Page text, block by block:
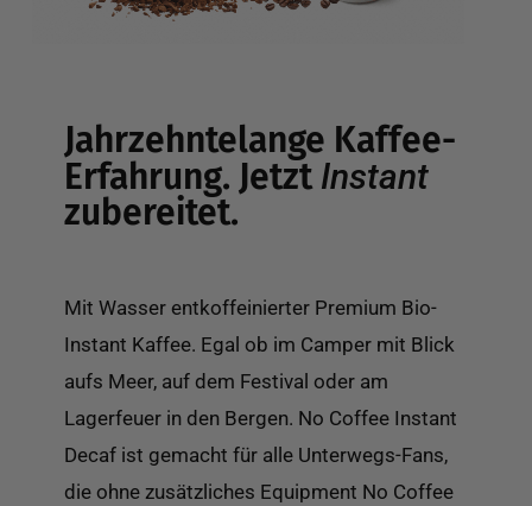
Jahrzehntelange Kaffee-
Erfahrung. Jetzt Instant
zubereitet.
Mit Wasser entkoffeinierter Premium Bio-
Instant Kaffee. Egal ob im Camper mit Blick
aufs Meer, auf dem Festival oder am
Lagerfeuer in den Bergen. No Coffee Instant
Decaf ist gemacht für alle Unterwegs-Fans,
die ohne zusätzliches Equipment No Coffee